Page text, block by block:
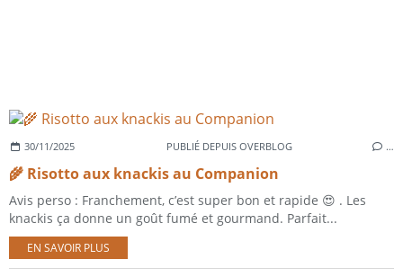
30/11/2025 PUBLIÉ DEPUIS OVERBLOG …
🌾 Risotto aux knackis au Companion
Avis perso : Franchement, c’est super bon et rapide 😍 . Les
knackis ça donne un goût fumé et gourmand. Parfait...
EN SAVOIR PLUS